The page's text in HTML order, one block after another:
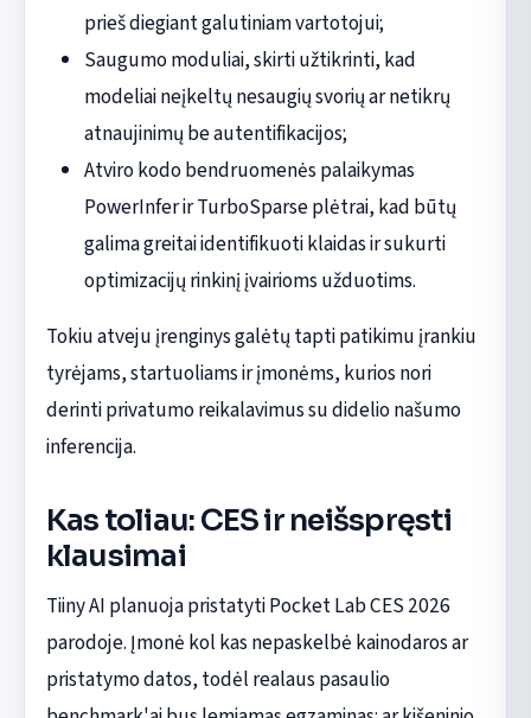
prieš diegiant galutiniam vartotojui;
Saugumo moduliai, skirti užtikrinti, kad
modeliai neįkeltų nesaugių svorių ar netikrų
atnaujinimų be autentifikacijos;
Atviro kodo bendruomenės palaikymas
PowerInfer ir TurboSparse plėtrai, kad būtų
galima greitai identifikuoti klaidas ir sukurti
optimizacijų rinkinį įvairioms užduotims.
Tokiu atveju įrenginys galėtų tapti patikimu įrankiu
tyrėjams, startuoliams ir įmonėms, kurios nori
derinti privatumo reikalavimus su didelio našumo
inferencija.
Kas toliau: CES ir neišspręsti
klausimai
Tiiny AI planuoja pristatyti Pocket Lab CES 2026
parodoje. Įmonė kol kas nepaskelbė kainodaros ar
pristatymo datos, todėl realaus pasaulio